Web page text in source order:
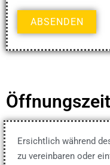
Ersichtlich während
zu vereinbaren oder